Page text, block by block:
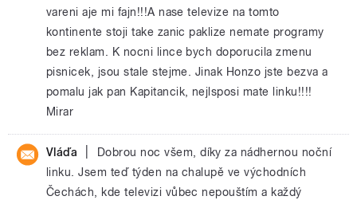
vareni aje mi fajn!!!A nase televize na tomto
kontinente stoji take zanic paklize nemate programy
bez reklam. K nocni lince bych doporucila zmenu
pisnicek, jsou stale stejme. Jinak Honzo jste bezva a
pomalu jak pan Kapitancik, nejlsposi mate linku!!!!
Mirar
Vláďa
Dobrou noc všem, díky za nádhernou noční
linku. Jsem teď týden na chalupě ve východních
Čechách, kde televizi vůbec nepouštím a každý